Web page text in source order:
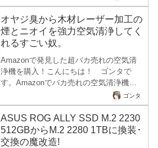
UHD(3840x2160)が1...
よ！ なんと2024年現在の為替レートで
販売価格84,170円が30%OFFの60,473円
だったのですが、そこからStoreクーポン
で11,659円値引きされ、送料無料で購入
金額48,814円となりました！発売から
少々時間が経ちましたが、これからも値
段が下がる傾向になると思いますので購
入を考えている人はAliE...
オヤジ臭から木材レーザー加工の
煙とニオイを強力空気清浄してく
れるすごい奴。
Amazonで発見した超バカ売れの空気清
浄機を購入！こんにちは！ ゴンタで
す。Amazonでバカ売れの空気清浄機を
迷うことなく購入したのですが、この空
気清浄機のおかげでゴンタの作業部屋に
漂うオヤジ臭（加齢臭）と、木材レーザ
ー加工で漏れ出る加工の臭いと煙に発が
ん性がある接着剤の気化による肺に影響
ゴンタ
ASUS ROG ALLY SSD M.2 2230
512GBからM.2 2280 1TBに換装･
交換の魔改造!